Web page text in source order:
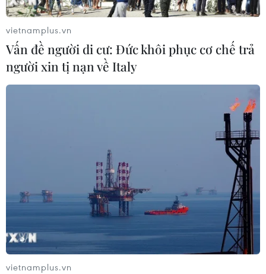
vietnamplus.vn
Vấn đề người di cư: Đức khôi phục cơ chế trả
người xin tị nạn về Italy
vietnamplus.vn